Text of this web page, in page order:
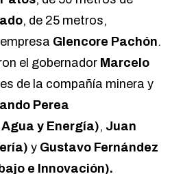
, de 25 metros,
Glencore Pachón.
el gobernador Marcelo
de la compañía minera y
Perea
y Energía), Juan
y Gustavo Fernández
e Innovación).